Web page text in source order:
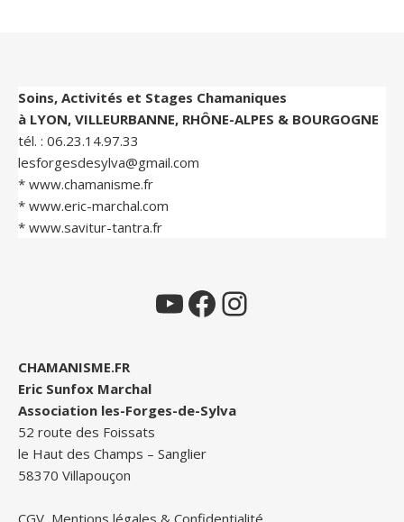
Soins, Activités et Stages Chamaniques
à LYON, VILLEURBANNE, RHÔNE-ALPES & BOURGOGNE
tél. : 06.23.14.97.33
lesforgesdesylva@gmail.com
* www.chamanisme.fr
* www.eric-marchal.com
* www.savitur-tantra.fr
YouTubeFacebookInstagram
CHAMANISME.FR
Eric Sunfox Marchal
Association les-Forges-de-Sylva
52 route des Foissats
le Haut des Champs – Sanglier
58370 Villapouçon
CGV, Mentions légales & Confidentialité